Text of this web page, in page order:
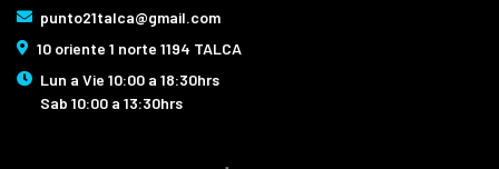
punto21talca@gmail.com
10 oriente 1 norte 1194 TALCA
Lun a Vie 10:00 a 18:30hrs
Sab 10:00 a 13:30hrs